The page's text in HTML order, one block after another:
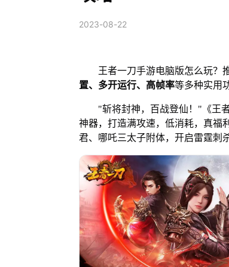
2023-08-22
王者一刀手游电脑版怎么玩？推
置、多开运行、高帧率等多种实用
"斩将封神，百战登仙！"《王者
神器，打造满攻速，低消耗，真福
君、哪吒三太子附体，开启雷霆刺